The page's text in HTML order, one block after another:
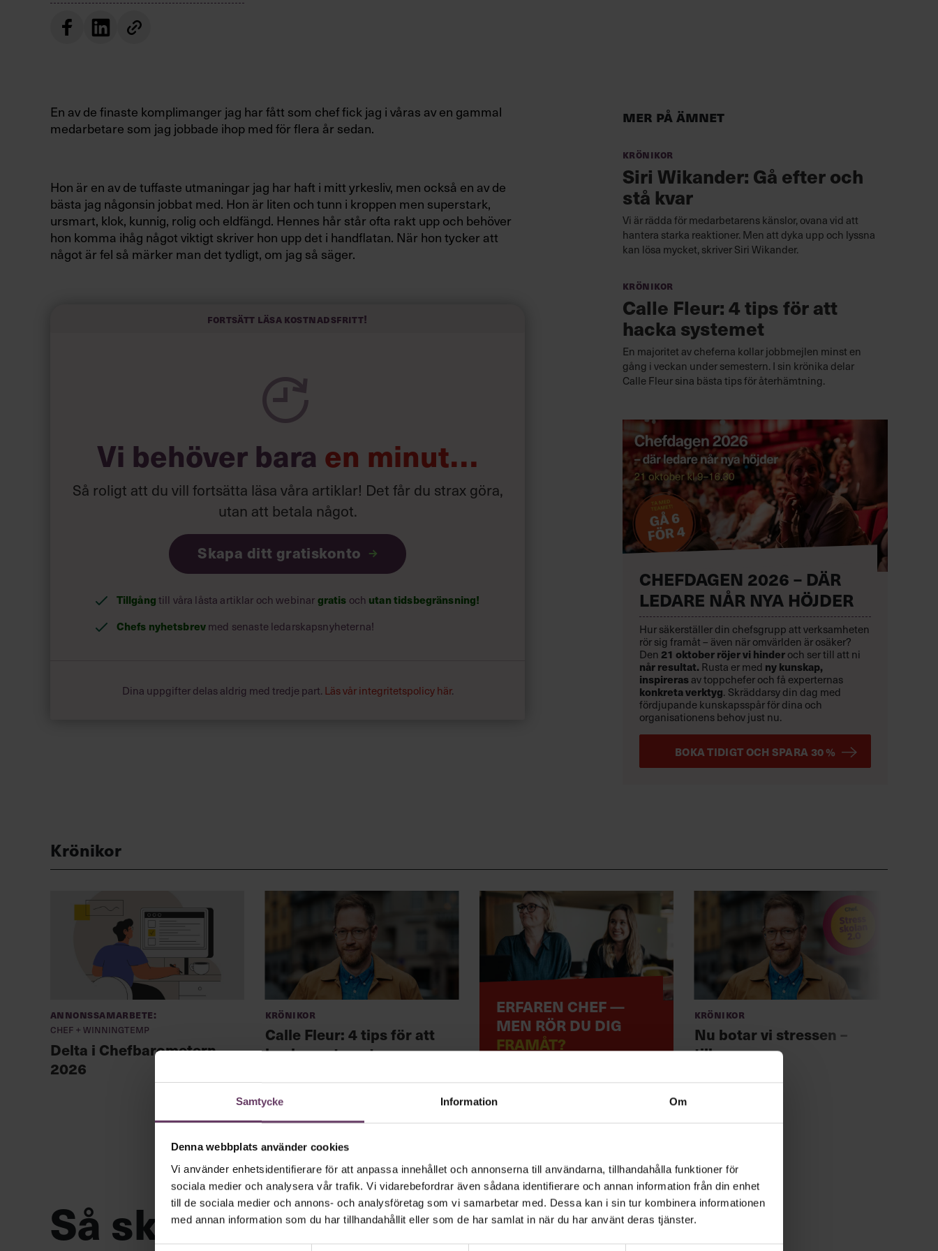
Samtycke Information Om
Denna webbplats använder cookies
Vi använder enhetsidentifierare för att anpassa innehållet och annonserna till användarna, tillhandahålla funktioner för
sociala medier och analysera vår trafik. Vi vidarebefordrar även sådana identifierare och annan information från din enhet
till de sociala medier och annons- och analysföretag som vi samarbetar med. Dessa kan i sin tur kombinera informationen
med annan information som du har tillhandahållit eller som de har samlat in när du har använt deras tjänster.
En av de finaste komplimanger jag har fått som chef fick jag i våras av en gammal
medarbetare som jag jobbade ihop med för flera år sedan.
Hon är en av de tuffaste utmaningar jag har haft i mitt yrkesliv, men också en av de
bästa jag någonsin jobbat med. Hon är liten och tunn i kroppen men superstark,
ursmart, klok, kunnig, rolig och eldfängd. Hennes hår står ofta rakt upp och behöver
hon komma ihåg något viktigt skriver hon upp det i handflatan. När hon tycker att
något är fel så märker man det tydligt, om jag så säger.
”Jag saknar våra bråk”, sa hon.
vara snäll och god. Jag vill vara en sån som utvecklar andra, får dem att blomma och
må bra. Typ en Pia Sundhage som ger sju delar kärlek för varje del kritik. Jag vill inte
vara en sån som man minns för alla konflikter.
Känslan av misslyckande fladdrade till i magen där vid restaurangbordet.
Fortsätt läsa kostnadsfritt!
Vi behöver bara en minut…
Så roligt att du vill fortsätta läsa våra artiklar! Det får du strax göra,
utan att betala något.
Skapa ditt gratiskonto
Tillgång till våra låsta artiklar och webinar gratis och utan tidsbegränsning!
Chefs nyhetsbrev med senaste ledarskapsnyheterna!
Dina uppgifter delas aldrig med tredje part. Läs vår integritetspolicy här.
Mer på ämnet
Krönikor
Siri Wikander: Gå efter och
stå kvar
Vi är rädda för medarbetarens känslor, ovana vid att
hantera starka reaktioner. Men att dyka upp och lyssna
kan lösa mycket, skriver Siri Wikander.
Krönikor
Calle Fleur: 4 tips för att
hacka systemet
En majoritet av cheferna kollar jobbmejlen minst en
gång i veckan under semestern. I sin krönika delar
Calle Fleur sina bästa tips för återhämtning.
CHEFDAGEN 2026 – DÄR
LEDARE NÅR NYA HÖJDER
Hur säkerställer din chefsgrupp att verksamheten
rör sig framåt – även när omvärlden är osäker?
Den 21 oktoberröjer vi hinder och ser till att ni
når resultat. Rusta er med ny kunskap,
inspirerasav toppchefer och få experternas
konkreta verktyg. Skräddarsy din dag med
fördjupande kunskapsspår för dina och
organisationens behov just nu.
BOKA TIDIGT OCH SPARA 30 %
Krönikor
Annonssamarbete:
Chef + Winningtemp
Delta i Chefbarometern
2026
Krönikor
Calle Fleur: 4 tips för att
hacka systemet
ERFAREN CHEF —
MEN RÖR DU DIG
FRAMÅT?
Krönikor
Nu botar vi stressen –
tillsammans
Så ska en partiledare vara